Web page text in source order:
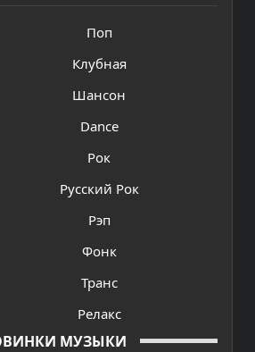
Поп
Клубная
Шансон
Dance
Рок
Русский Рок
Рэп
Фонк
Транс
Релакс
МУЗЫКИ